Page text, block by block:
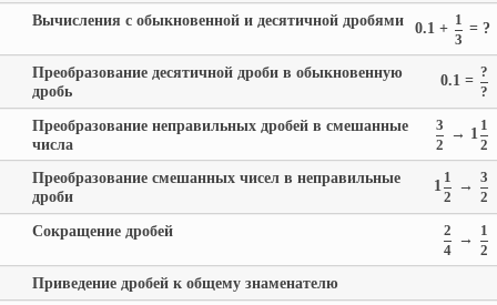
0.1 + 1
3
= ?
Вычисления с обыкновенной и десятичной дробями
0.1 = ?
?
Преобразование десятичной дроби в обыкновенную
дробь
3
2
→ 1 1
2
Преобразование неправильных дробей в смешанные
числа
1 1
2
→
3
2
Преобразование смешанных чисел в неправильные
дроби
2
4
→
1
2
Сокращение дробей
Приведение дробей к общему знаменателю